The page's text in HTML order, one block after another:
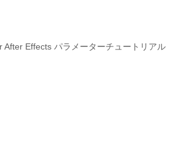
After Effects パラメーターチュートリアル